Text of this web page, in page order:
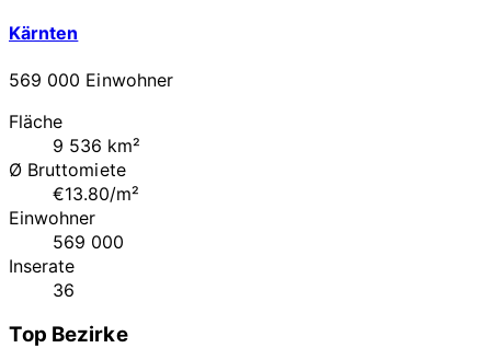
Kärnten
569 000 Einwohner
Fläche
9 536 km²
Ø Bruttomiete
€13.80/m²
Einwohner
569 000
Inserate
36
Top Bezirke